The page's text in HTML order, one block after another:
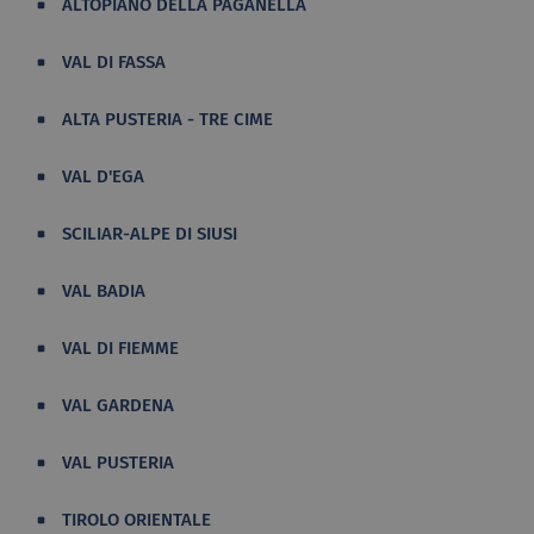
ALTOPIANO DELLA PAGANELLA
VAL DI FASSA
ALTA PUSTERIA - TRE CIME
VAL D'EGA
SCILIAR-ALPE DI SIUSI
VAL BADIA
VAL DI FIEMME
VAL GARDENA
VAL PUSTERIA
TIROLO ORIENTALE